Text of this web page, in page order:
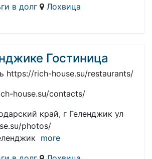
в долг
Лохвица
Гостиница
https://rich-house.su/restaurants/
house.su/contacts/
край, г Геленджик ул
photos/
more